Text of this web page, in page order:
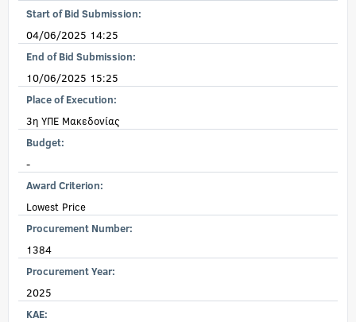
Start of Bid Submission:
04/06/2025 14:25
End of Bid Submission:
10/06/2025 15:25
Place of Execution:
3η ΥΠΕ Μακεδονίας
Budget:
-
Award Criterion:
Lowest Price
Procurement Number:
1384
Procurement Year:
2025
KAE: